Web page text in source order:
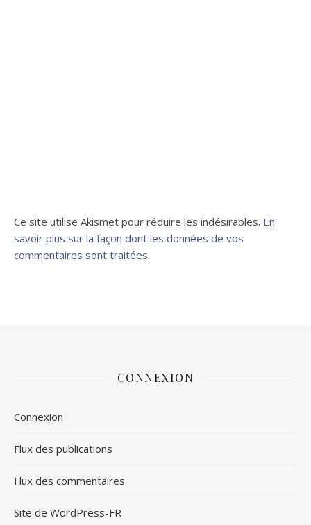
Ce site utilise Akismet pour réduire les indésirables. En
savoir plus sur la façon dont les données de vos
commentaires sont traitées.
CONNEXION
Connexion
Flux des publications
Flux des commentaires
Site de WordPress-FR